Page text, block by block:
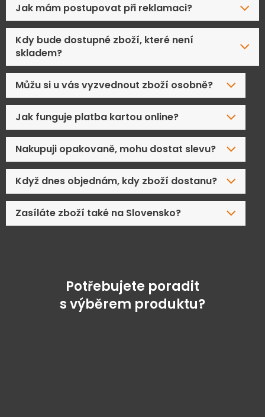
Jak mám postupovat při reklamaci?
Kdy bude dostupné zboží, které není
skladem?
Můžu si u vás vyzvednout zboží osobně?
Jak funguje platba kartou online?
Nakupuji opakovaně, mohu dostat slevu?
Když dnes objednám, kdy zboží dostanu?
Zasíláte zboží také na Slovensko?
Potřebujete poradit
s výběrem produktu?